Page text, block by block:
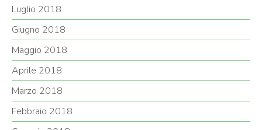
Luglio 2018
Giugno 2018
Maggio 2018
Aprile 2018
Marzo 2018
Febbraio 2018